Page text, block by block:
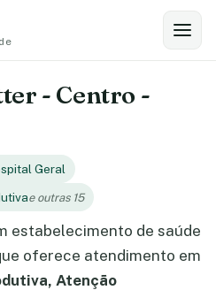
- Centro -
Geral
e outras 15
estabelecimento de saúde
oferece atendimento em
Atenção